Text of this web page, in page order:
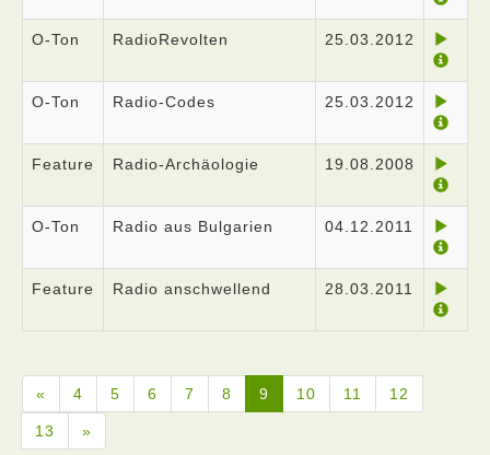
O-Ton RadioRevolten 25.03.2012
O-Ton Radio-Codes 25.03.2012
Feature Radio-Archäologie 19.08.2008
O-Ton Radio aus Bulgarien 04.12.2011
Feature Radio anschwellend 28.03.2011
« 4 5 6 7 8 9 10 11 12
13 »